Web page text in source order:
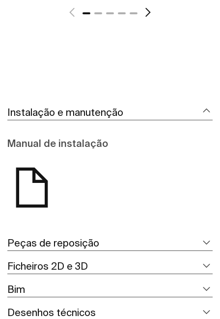
Instalação e manutenção
Manual de instalação
Peças de reposição
Ficheiros 2D e 3D
Bim
Desenhos técnicos